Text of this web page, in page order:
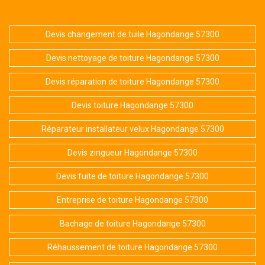
Devis changement de tuile Hagondange 57300
Devis nettoyage de toiture Hagondange 57300
Devis réparation de toiture Hagondange 57300
Devis toiture Hagondange 57300
Réparateur installateur velux Hagondange 57300
Devis zingueur Hagondange 57300
Devis fuite de toiture Hagondange 57300
Entreprise de toiture Hagondange 57300
Bachage de toiture Hagondange 57300
Réhaussement de toiture Hagondange 57300